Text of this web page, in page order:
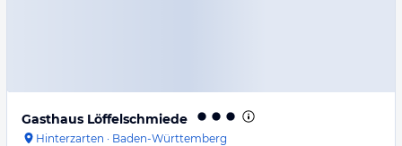
Gasthaus Löffelschmiede
Hinterzarten · Baden-Württemberg